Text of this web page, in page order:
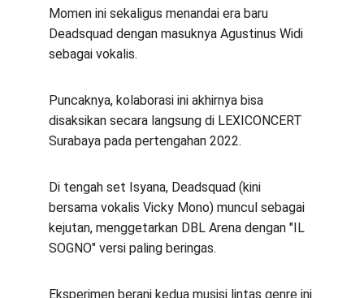
Momen ini sekaligus menandai era baru
Deadsquad dengan masuknya Agustinus Widi
sebagai vokalis.
Puncaknya, kolaborasi ini akhirnya bisa
disaksikan secara langsung di LEXICONCERT
Surabaya pada pertengahan 2022.
Di tengah set Isyana, Deadsquad (kini
bersama vokalis Vicky Mono) muncul sebagai
kejutan, menggetarkan DBL Arena dengan "IL
SOGNO" versi paling beringas.
Eksperimen berani kedua musisi lintas genre ini